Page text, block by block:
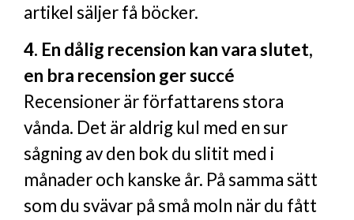
artikel säljer få böcker.
4. En dålig recension kan vara slutet,
en bra recension ger succé
Recensioner är författarens stora
vånda. Det är aldrig kul med en sur
sågning av den bok du slitit med i
månader och kanske år. På samma sätt
som du svävar på små moln när du fått